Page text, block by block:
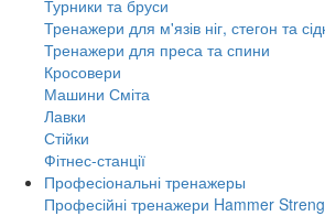
Турники та бруси
Тренажери для м'язів ніг, стегон та
Тренажери для преса та спини
Кросовери
Машини Сміта
Лавки
Стійки
Фітнес-станції
Професіональні тренажеры
Професійні тренажери Hammer